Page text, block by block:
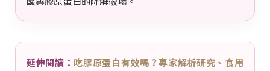
延伸閱讀： 吃膠原蛋白有效嗎？專家解析研究、食用